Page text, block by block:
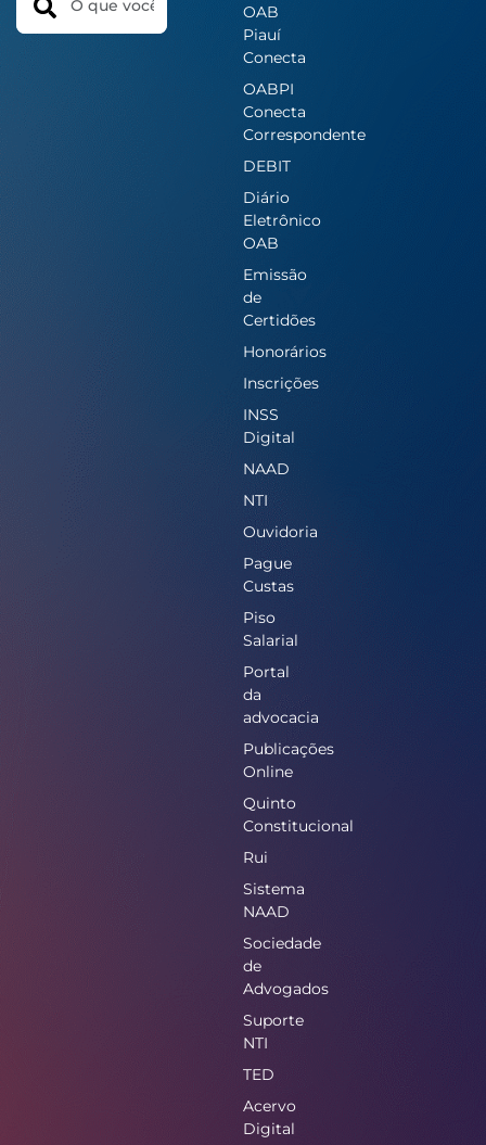
OAB
Piauí
Conecta
OABPI
Conecta
Correspondente
DEBIT
Diário
Eletrônico
OAB
Emissão
de
Certidões
Honorários
Inscrições
INSS
Digital
NAAD
NTI
Ouvidoria
Pague
Custas
Piso
Salarial
Portal
da
advocacia
Publicações
Online
Quinto
Constitucional
Rui
Sistema
NAAD
Sociedade
de
Advogados
Suporte
NTI
TED
Acervo
Digital